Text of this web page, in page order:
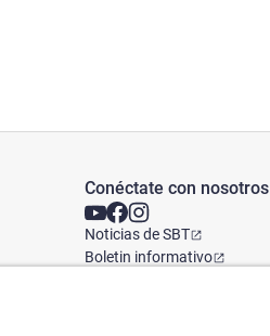
Conéctate con nosotros
Noticias de SBT
Boletin informativo